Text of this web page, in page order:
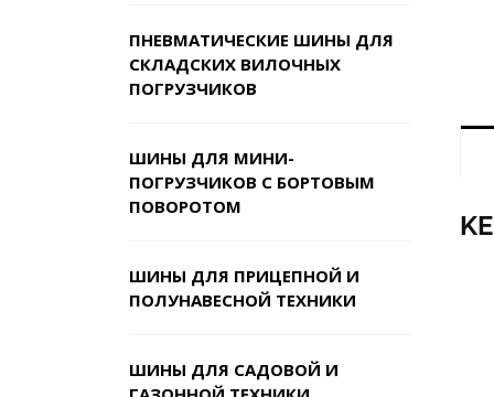
ПНЕВМАТИЧЕСКИЕ ШИНЫ ДЛЯ
СКЛАДСКИХ ВИЛОЧНЫХ
ПОГРУЗЧИКОВ
ШИНЫ ДЛЯ МИНИ-
ПОГРУЗЧИКОВ С БОРТОВЫМ
ПОВОРОТОМ
ШИНЫ ДЛЯ ПРИЦЕПНОЙ И
ПОЛУНАВЕСНОЙ ТЕХНИКИ
ШИНЫ ДЛЯ САДОВОЙ И